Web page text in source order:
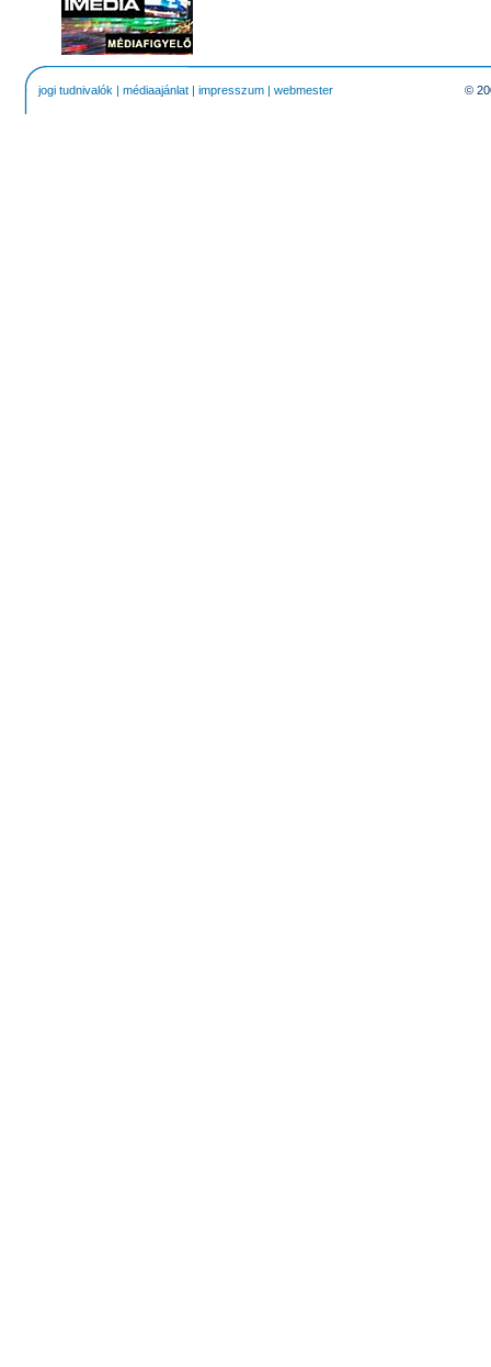
jogi tudnivalók | médiaajánlat | impresszum | webmester ©